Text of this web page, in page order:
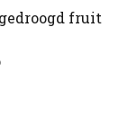
fruit